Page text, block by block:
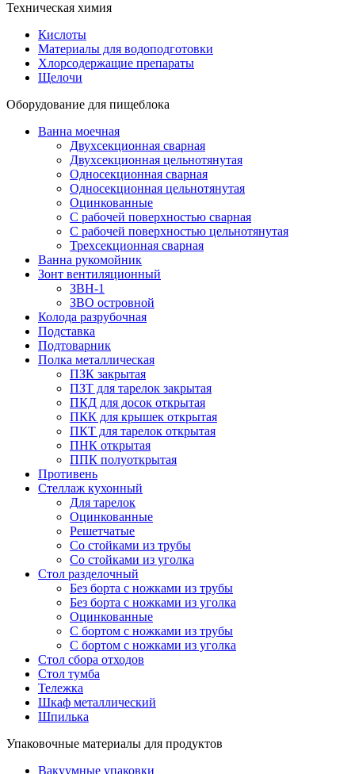
Техническая химия
Кислоты
Материалы для водоподготовки
Хлорсодержащие препараты
Щелочи
Оборудование для пищеблока
Ванна моечная
Двухсекционная сварная
Двухсекционная цельнотянутая
Односекционная сварная
Односекционная цельнотянутая
Оцинкованные
С рабочей поверхностью сварная
С рабочей поверхностью цельнотянутая
Трехсекционная сварная
Ванна рукомойник
Зонт вентиляционный
ЗВН-1
ЗВО островной
Колода разрубочная
Подставка
Подтоварник
Полка металлическая
ПЗК закрытая
ПЗТ для тарелок закрытая
ПКД для досок открытая
ПКК для крышек открытая
ПКТ для тарелок открытая
ПНК открытая
ППК полуоткрытая
Противень
Стеллаж кухонный
Для тарелок
Оцинкованные
Решетчатые
Со стойками из трубы
Со стойками из уголка
Стол разделочный
Без борта с ножками из трубы
Без борта с ножками из уголка
Оцинкованные
С бортом с ножками из трубы
С бортом с ножками из уголка
Стол сбора отходов
Стол тумба
Тележка
Шкаф металлический
Шпилька
Упаковочные материалы для продуктов
Вакуумные упаковки